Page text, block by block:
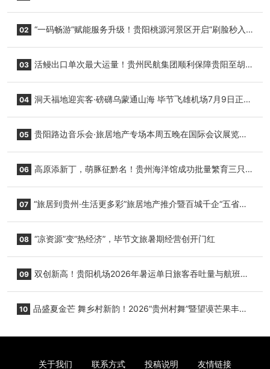
02 “一码畅游”赋能服务升级！贵阳桃源河景区开启“刷脸秒入
03 活鳗出口单次最大运量！贵州民航集团顺利保障贵阳至胡
04 洞天福地迎宾客·磅礴乌蒙通山海 毕节飞雄机场7月9日正式
05 贵阳路边音乐会·旅居地产专场本周五晚在国际会议展览中
06 高原添新丁，萌豚征黔名！贵州海洋馆成功批量繁育三只
07 “旅居到贵州·生活更多彩”旅居地产推介暨百城千企“五省
08 “凉资源”变“热经济”，毕节文旅暑期经营创开门红
09 双创新高！贵阳机场2026年暑运单日旅客吞吐量与航班起
10 品盛夏金芒 舞乡村新韵！2026“贵州村舞”暨望谟芒果丰收
关于我们 联系方式 投稿说明 友情链接